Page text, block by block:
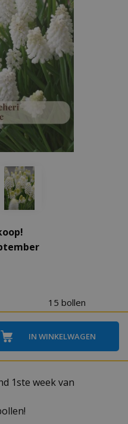
15 bollen
1ste week van